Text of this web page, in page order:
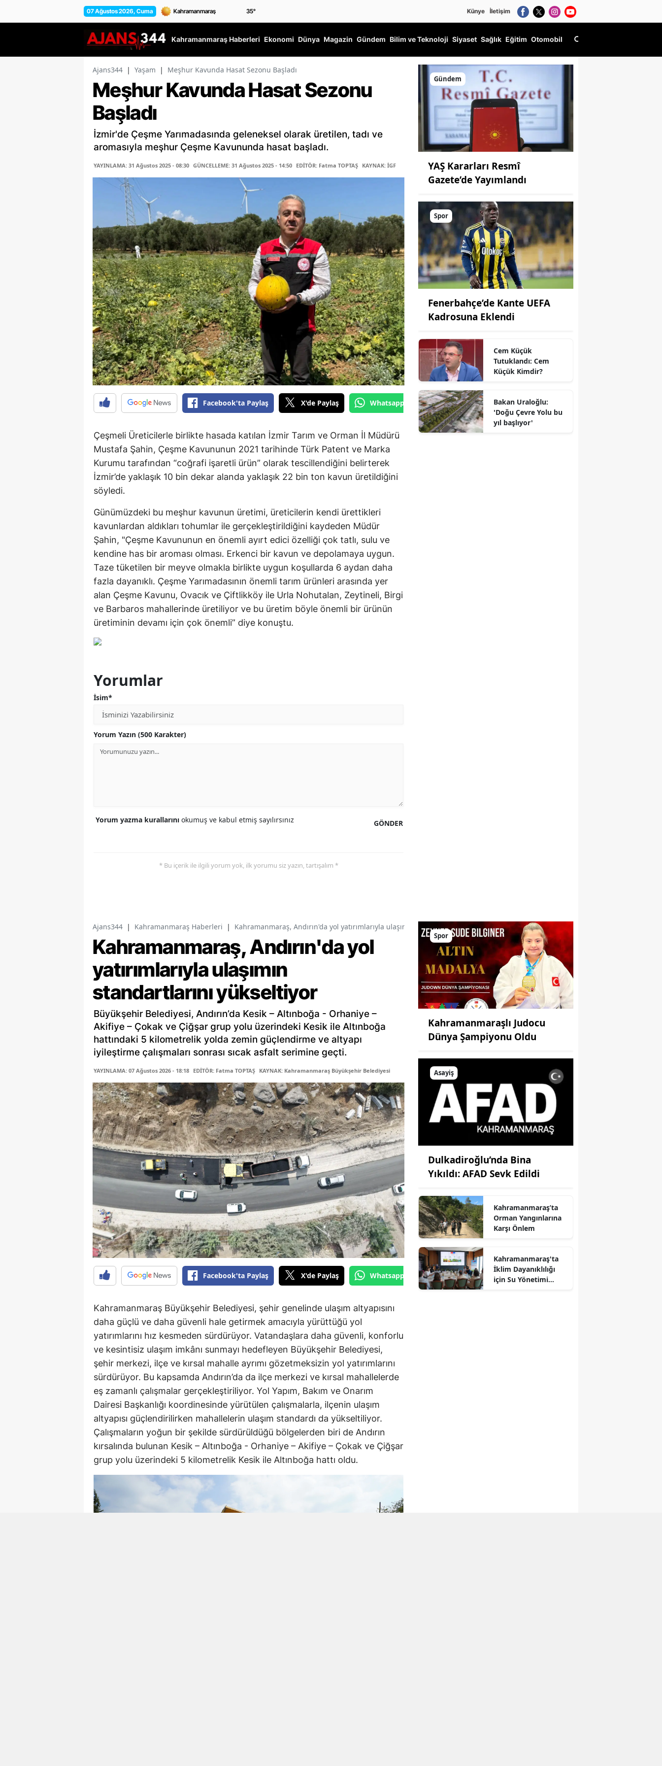
07 Ağustos 2026, Cuma 35° Künye İletişim
Kahramanmaraş Haberleri Ekonomi Dünya Magazin Gündem Bilim ve Teknoloji Siyaset Sağlık Eğitim Otomobil
Ajans344 | Yaşam | Meşhur Kavunda Hasat Sezonu Başladı
Meşhur Kavunda Hasat Sezonu
Başladı
İzmir'de Çeşme Yarımadasında geleneksel olarak üretilen, tadı ve
aromasıyla meşhur Çeşme Kavununda hasat başladı.
YAYINLAMA: 31 Ağustos 2025 - 08:30 GÜNCELLEME: 31 Ağustos 2025 - 14:50 EDİTÖR: Fatma TOPTAŞ KAYNAK: İGF
Facebook'ta Paylaş X'de Paylaş Whatsapp'tan Gönder
Çeşmeli Üreticilerle birlikte hasada katılan İzmir Tarım ve Orman İl Müdürü
Mustafa Şahin, Çeşme Kavununun 2021 tarihinde Türk Patent ve Marka
Kurumu tarafından “coğrafi işaretli ürün” olarak tescillendiğini belirterek
İzmir’de yaklaşık 10 bin dekar alanda yaklaşık 22 bin ton kavun üretildiğini
söyledi.
Günümüzdeki bu meşhur kavunun üretimi, üreticilerin kendi ürettikleri
kavunlardan aldıkları tohumlar ile gerçekleştirildiğini kaydeden Müdür
Şahin, "Çeşme Kavununun en önemli ayırt edici özelliği çok tatlı, sulu ve
kendine has bir aroması olması. Erkenci bir kavun ve depolamaya uygun.
Taze tüketilen bir meyve olmakla birlikte uygun koşullarda 6 aydan daha
fazla dayanıklı. Çeşme Yarımadasının önemli tarım ürünleri arasında yer
alan Çeşme Kavunu, Ovacık ve Çiftlikköy ile Urla Nohutalan, Zeytineli, Birgi
ve Barbaros mahallerinde üretiliyor ve bu üretim böyle önemli bir ürünün
üretiminin devamı için çok önemli” diye konuştu.
Yorumlar
İsim*
Yorum Yazın (500 Karakter)
GÖNDER
Yorum yazma kurallarını okumuş ve kabul etmiş sayılırsınız
* Bu içerik ile ilgili yorum yok, ilk yorumu siz yazın, tartışalım *
Gündem
YAŞ Kararları Resmî
Gazete’de Yayımlandı
Spor
Fenerbahçe’de Kante UEFA
Kadrosuna Eklendi
Cem Küçük
Tutuklandı: Cem
Küçük Kimdir?
Bakan Uraloğlu:
'Doğu Çevre Yolu bu
yıl başlıyor'
Ajans344 | Kahramanmaraş Haberleri | Kahramanmaraş, Andırın'da yol yatırımlarıyla ulaşımın standartlarını yükseltiyor
Kahramanmaraş, Andırın'da yol
yatırımlarıyla ulaşımın
standartlarını yükseltiyor
Büyükşehir Belediyesi, Andırın’da Kesik – Altınboğa - Orhaniye –
Akifiye – Çokak ve Çiğşar grup yolu üzerindeki Kesik ile Altınboğa
hattındaki 5 kilometrelik yolda zemin güçlendirme ve altyapı
iyileştirme çalışmaları sonrası sıcak asfalt serimine geçti.
YAYINLAMA: 07 Ağustos 2026 - 18:18 EDİTÖR: Fatma TOPTAŞ KAYNAK: Kahramanmaraş Büyükşehir Belediyesi
Facebook'ta Paylaş X'de Paylaş Whatsapp'tan Gönder
Kahramanmaraş Büyükşehir Belediyesi, şehir genelinde ulaşım altyapısını
daha güçlü ve daha güvenli hale getirmek amacıyla yürüttüğü yol
yatırımlarını hız kesmeden sürdürüyor. Vatandaşlara daha güvenli, konforlu
ve kesintisiz ulaşım imkânı sunmayı hedefleyen Büyükşehir Belediyesi,
şehir merkezi, ilçe ve kırsal mahalle ayrımı gözetmeksizin yol yatırımlarını
sürdürüyor. Bu kapsamda Andırın’da da ilçe merkezi ve kırsal mahallelerde
eş zamanlı çalışmalar gerçekleştiriliyor. Yol Yapım, Bakım ve Onarım
Dairesi Başkanlığı koordinesinde yürütülen çalışmalarla, ilçenin ulaşım
altyapısı güçlendirilirken mahallelerin ulaşım standardı da yükseltiliyor.
Çalışmaların yoğun bir şekilde sürdürüldüğü bölgelerden biri de Andırın
kırsalında bulunan Kesik – Altınboğa - Orhaniye – Akifiye – Çokak ve Çiğşar
grup yolu üzerindeki 5 kilometrelik Kesik ile Altınboğa hattı oldu.
Spor
Kahramanmaraşlı Judocu
Dünya Şampiyonu Oldu
Asayiş
Dulkadiroğlu’nda Bina
Yıkıldı: AFAD Sevk Edildi
Kahramanmaraş’ta
Orman Yangınlarına
Karşı Önlem
Kahramanmaraş'ta
İklim Dayanıklılığı
için Su Yönetimi